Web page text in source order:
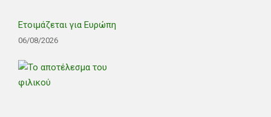
Ετοιμάζεται για Ευρώπη
06/08/2026